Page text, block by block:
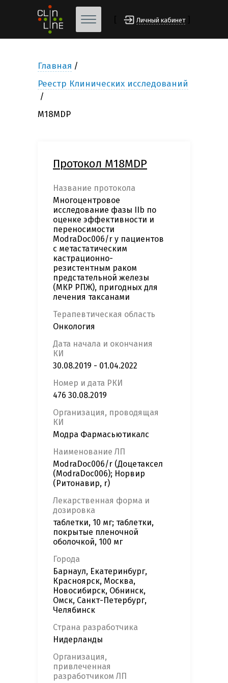
Личный кабинет
Главная
Реестр Клинических исследований
M18MDP
Протокол M18MDP
Название протокола
Многоцентровое
исследование фазы IIb по
оценке эффективности и
переносимости
ModraDoc006/r у пациентов
с метастатическим
кастрационно-
резистентным раком
предстательной железы
(МКР РПЖ), пригодных для
лечения таксанами
Терапевтическая область
Онкология
Дата начала и окончания
КИ
30.08.2019 - 01.04.2022
Номер и дата РКИ
476 30.08.2019
Организация, проводящая
КИ
Модра Фармасьютикалс
Наименование ЛП
ModraDoc006/r (Доцетаксел
(ModraDoc006); Норвир
(Ритонавир, r)
Лекарственная форма и
дозировка
таблетки, 10 мг; таблетки,
покрытые пленочной
оболочкой, 100 мг
Города
Барнаул, Екатеринбург,
Красноярск, Москва,
Новосибирск, Обнинск,
Омск, Санкт-Петербург,
Челябинск
Страна разработчика
Нидерланды
Организация,
привлеченная
разработчиком ЛП